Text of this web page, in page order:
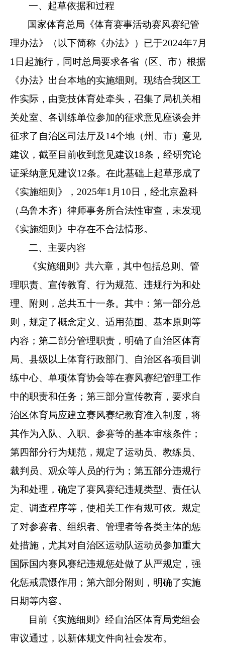
一、起草依据和过程
国家体育总局《体育赛事活动赛风赛纪管
理办法》（以下简称《办法》）已于2024年7月
1日起施行，同时总局要求各省（区、市）根据
《办法》出台本地的实施细则。现结合我区工
作实际，由竞技体育处牵头，召集了局机关相
关处室、各训练单位参加的征求意见座谈会并
征求了自治区司法厅及14个地（州、市）意见
建议，截至目前收到意见建议18条，经研究论
证采纳意见建议12条。在此基础上起草形成了
《实施细则》，2025年1月10日，经北京盈科
（乌鲁木齐）律师事务所合法性审查，未发现
《实施细则》中存在不合法情形。
二、主要内容
《实施细则》共六章，其中包括总则、管
理职责、宣传教育、行为规范、违规行为和处
理、附则，总共五十一条。其中：第一部分总
则，规定了概念定义、适用范围、基本原则等
内容；第二部分管理职责，明确了自治区体育
局、县级以上体育行政部门、自治区各项目训
练中心、单项体育协会等在赛风赛纪管理工作
中的职责和任务；第三部分宣传教育，要求自
治区体育局应建立赛风赛纪教育准入制度，将
其作为入队、入职、参赛等的基本审核条件；
第四部分行为规范，规定了运动员、教练员、
裁判员、观众等人员的行为；第五部分违规行
为和处理，确定了赛风赛纪违规类型、责任认
定、调查程序等，使相关工作有规可依。规定
了对参赛者、组织者、管理者等各类主体的惩
处措施，尤其对自治区运动队运动员参加重大
国际国内赛风赛纪违规惩处做了从严规定，强
化惩戒震慑作用；第六部分附则，明确了实施
日期等内容。
目前《实施细则》经自治区体育局党组会
审议通过，以新体规文件向社会发布。